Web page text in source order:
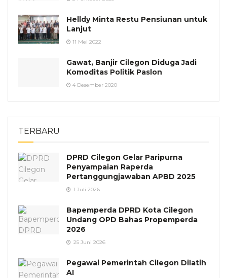
Helldy Minta Restu Pensiunan untuk
Lanjut
11 Mei 2022
Gawat, Banjir Cilegon Diduga Jadi
Komoditas Politik Paslon
4 Desember 2020
TERBARU
DPRD Cilegon Gelar Paripurna
Penyampaian Raperda
Pertanggungjawaban APBD 2025
1 Juli 2026
Bapemperda DPRD Kota Cilegon
Undang OPD Bahas Propemperda
2026
25 Juni 2026
Pegawai Pemerintah Cilegon Dilatih
AI